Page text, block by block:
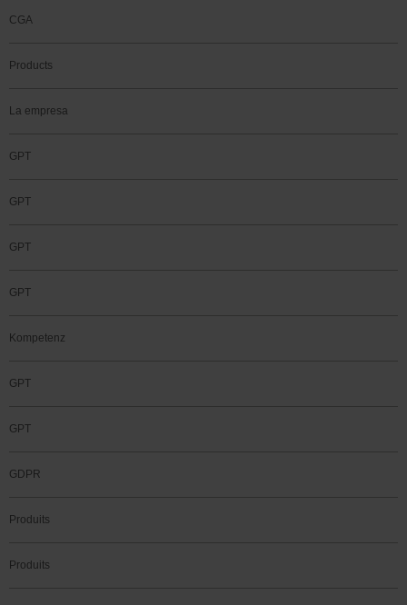
CGA
Products
La empresa
GPT
GPT
GPT
GPT
Kompetenz
GPT
GPT
GDPR
Produits
Produits